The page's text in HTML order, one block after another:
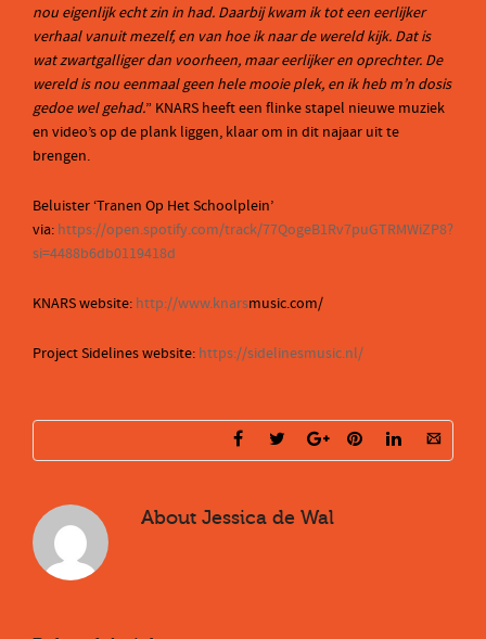
nou eigenlijk echt zin in had. Daarbij kwam ik tot een eerlijker
verhaal vanuit mezelf, en van hoe ik naar de wereld kijk. Dat is
wat zwartgalliger dan voorheen, maar eerlijker en oprechter. De
wereld is nou eenmaal geen hele mooie plek, en ik heb m’n dosis
gedoe wel gehad.” KNARS heeft een flinke stapel nieuwe muziek
en video’s op de plank liggen, klaar om in dit najaar uit te
brengen.
Beluister ‘Tranen Op Het Schoolplein’
via: https://open.spotify.com/track/77QogeB1Rv7puGTRMWiZP8?
si=4488b6db0119418d
KNARS website: http://www.knarsmusic.com/
Project Sidelines website: https://sidelinesmusic.nl/
About Jessica de Wal